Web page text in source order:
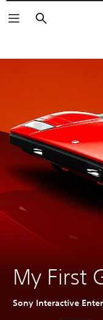
Buscar
My First
Sony Interactive